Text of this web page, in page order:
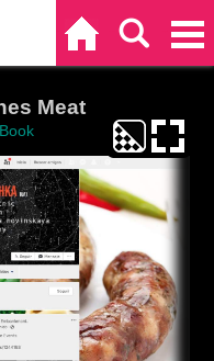
Meat